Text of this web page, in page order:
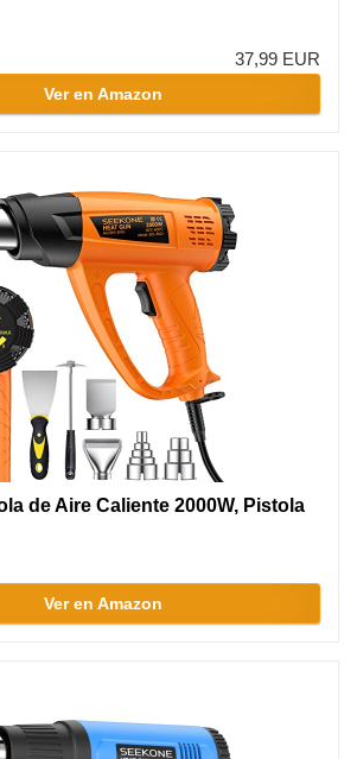
37,99 EUR
Ver en Amazon
de Aire Caliente 2000W, Pistola
Ver en Amazon